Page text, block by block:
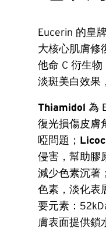
Eucerin 的皇
大核心肌膚修
他命 C 衍生
淡斑美白效果
Thiamidol 為
復光損傷皮膚
啞問題；
侵害，幫助膠
減少色素沉著
色素，淡化表
要元素：
膚表面提供鎖